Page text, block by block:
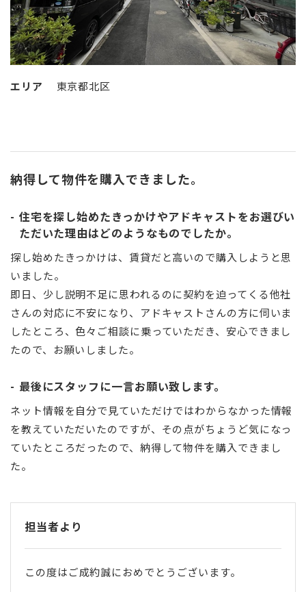
エリア 東京都北区
納得して物件を購入できました。
住宅を探し始めたきっかけやアドキャストをお選びい
ただいた理由はどのようなものでしたか。
探し始めたきっかけは、賃貸だと高いので購入しようと思
いました。
即日、少し説明不足に思われるのに契約を迫ってくる他社
さんの対応に不安になり、アドキャストさんの方に伺いま
したところ、色々ご相談に乗っていただき、安心できまし
たので、お願いしました。
最後にスタッフに一言お願い致します。
ネット情報を自分で見ていただけではわからなかった情報
を教えていただいたのですが、その点がちょうど気になっ
ていたところだったので、納得して物件を購入できまし
た。
担当者より
この度はご成約誠におめでとうございます。